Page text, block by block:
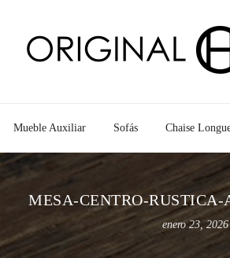
Mueble Auxiliar Sofás Chaise
MESA-CENTRO-RUSTICA-
enero 23, 2026